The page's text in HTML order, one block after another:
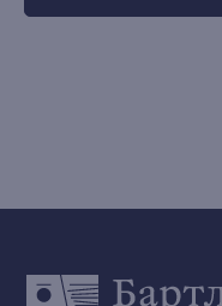
Приобрести книги на Ozon
Наши книги на «Авито»